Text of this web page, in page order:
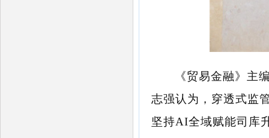
《贸易金融》主
志强认为，穿透式监
坚持AI全域赋能司库